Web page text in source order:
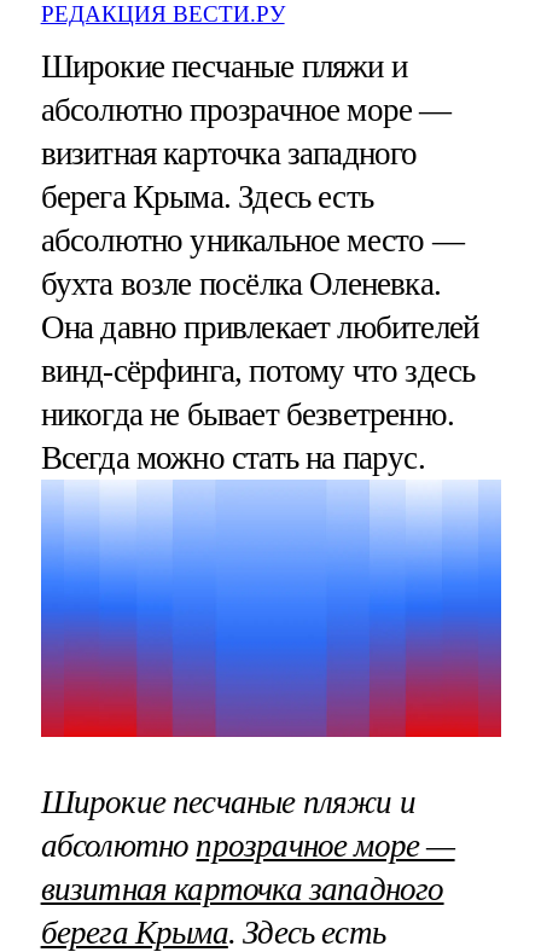
РЕДАКЦИЯ ВЕСТИ.РУ
Широкие песчаные пляжи и
абсолютно прозрачное море —
визитная карточка западного
берега Крыма. Здесь есть
абсолютно уникальное место —
бухта возле посёлка Оленевка.
Она давно привлекает любителей
винд-сёрфинга, потому что здесь
никогда не бывает безветренно.
Всегда можно стать на парус.
Широкие песчаные пляжи и
абсолютно прозрачное море —
визитная карточка западного
берега Крыма. Здесь есть